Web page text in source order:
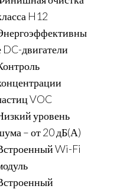
H12
DC-двигатели
VOC
уровень
– от 20 дБ(А)
Wi-Fi